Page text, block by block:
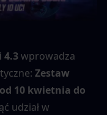
4.3 wprowadza
Zestaw
od 10 kwietnia do
udział w